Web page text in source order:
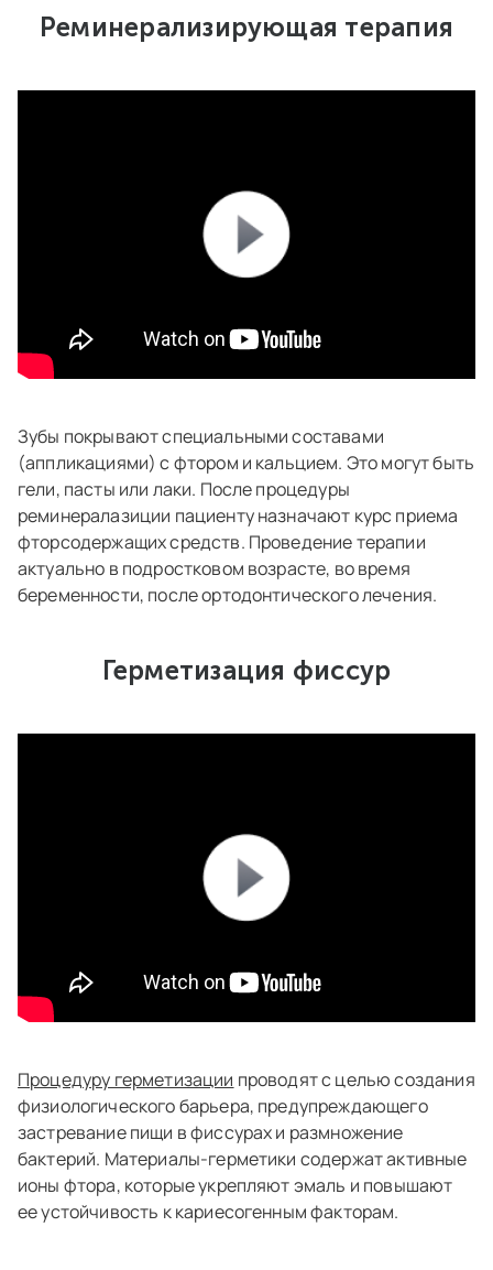
Реминерализирующая терапия
Зубы покрывают специальными составами
(аппликациями) с фтором и кальцием. Это могут быть
гели, пасты или лаки. После процедуры
реминералазиции пациенту назначают курс приема
фторсодержащих средств. Проведение терапии
актуально в подростковом возрасте, во время
беременности, после ортодонтического лечения.
Герметизация фиссур
Процедуру герметизации проводят с целью создания
физиологического барьера, предупреждающего
застревание пищи в фиссурах и размножение
бактерий. Материалы-герметики содержат активные
ионы фтора, которые укрепляют эмаль и повышают
ее устойчивость к кариесогенным факторам.